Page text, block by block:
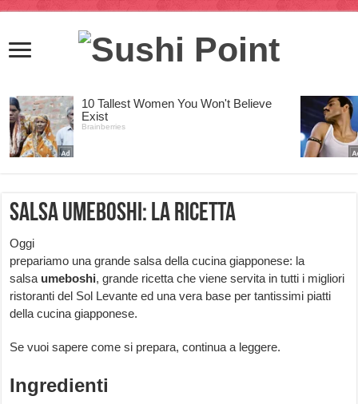
Salsa umeboshi: la ricetta
Oggi
prepariamo una grande salsa della cucina giapponese: la
salsa umeboshi, grande ricetta che viene servita in tutti i migliori
ristoranti del Sol Levante ed una vera base per tantissimi piatti
della cucina giapponese.
Se vuoi sapere come si prepara, continua a leggere.
Ingredienti